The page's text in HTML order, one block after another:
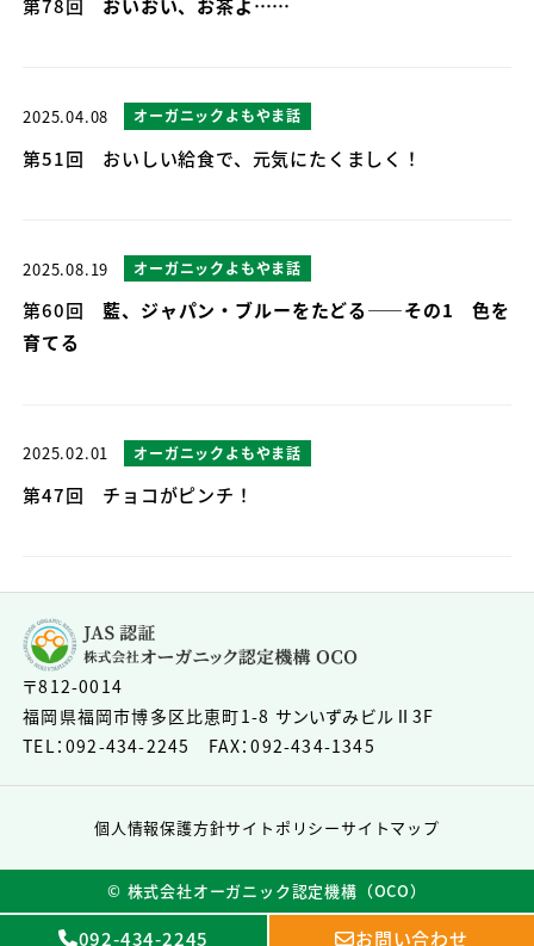
第78回 おいおい、お茶よ……
第51回 おいしい給食で、元気にたくましく！
2025.04.08 オーガニックよもやま話
第60回藍、ジャパン・ブルーをたどる――その1 色を
育てる
2025.08.19 オーガニックよもやま話
第47回 チョコがピンチ！
2025.02.01 オーガニックよもやま話
〒812-0014
福岡県福岡市博多区比恵町1-8 サンいずみビルⅡ3F
TEL：092-434-2245 FAX：092-434-1345
個人情報保護方針サイトポリシーサイトマップ
©︎ 株式会社オーガニック認定機構（OCO）
092-434-2245 お問い合わせ